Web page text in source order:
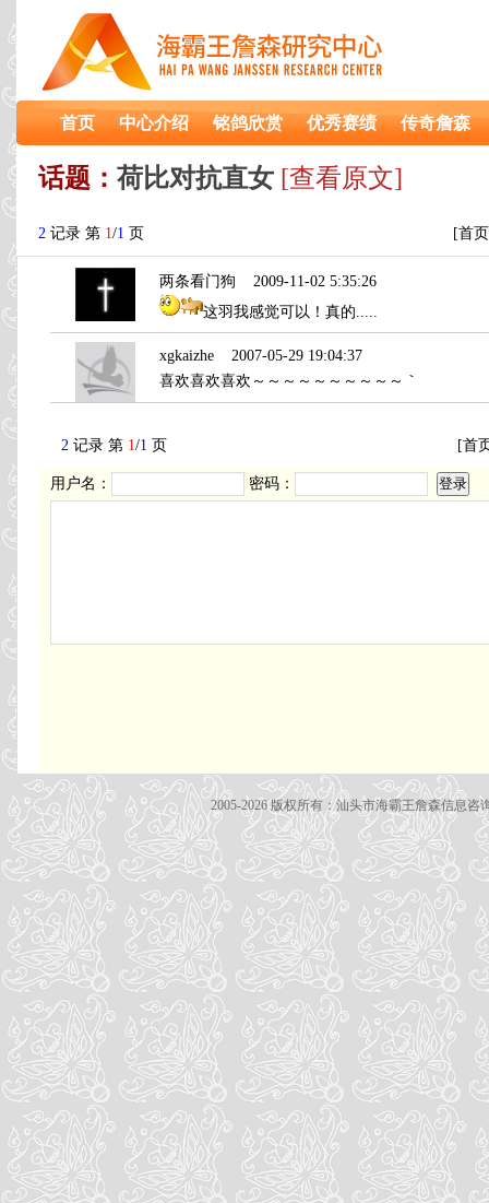
首页 中心介绍 铭鸽欣赏 优秀赛绩 传奇詹森
话题： 荷比对抗直女 [查看原文]
2 记录 第 1/1 页 [首
两条看门狗 2009-11-02 5:35:26
这羽我感觉可以！真的.....
xgkaizhe 2007-05-29 19:04:37
喜欢喜欢喜欢～～～～～～～～～～｀
2 记录 第 1/1 页 [首
用户名： 密码：
2005-2026 版权所有：汕头市海霸王詹森信息咨